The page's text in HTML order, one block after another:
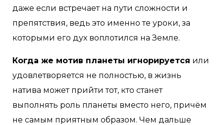
даже если встречает на пути сложности и
препятствия, ведь это именно те уроки, за
которыми его дух воплотился на Земле. ⠀
Когда же мотив планеты игнорируется или
удовлетворяется не полностью, в жизнь
натива может прийти тот, кто станет
выполнять роль планеты вместо него, причём
не самым приятным образом. Чем дальше